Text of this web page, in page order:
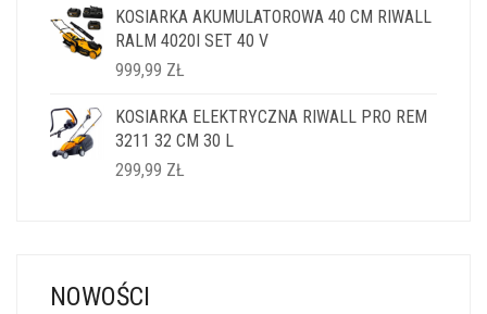
KOSIARKA AKUMULATOROWA 40 CM RIWALL
RALM 4020I SET 40 V
999,99 ZŁ
KOSIARKA ELEKTRYCZNA RIWALL PRO REM
3211 32 CM 30 L
299,99 ZŁ
NOWOŚCI